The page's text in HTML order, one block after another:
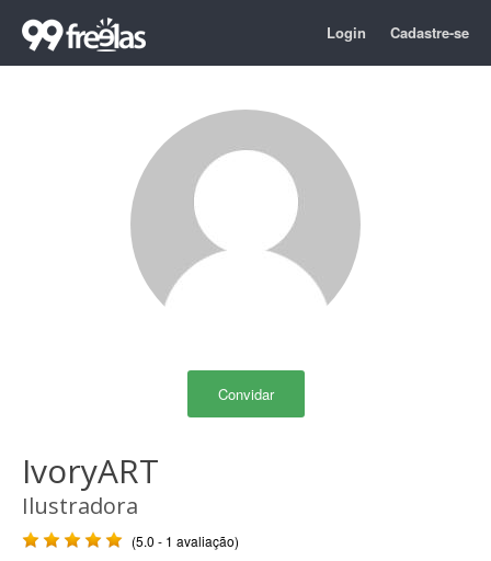
Login Cadastre-se
Convidar
IvoryART
Ilustradora
(5.0 - 1 avaliação)